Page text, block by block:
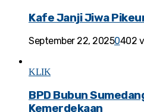
Kafe Janji Jiwa
September 22, 20250402
KLIK
BPD Bubun
Kemerdekaan